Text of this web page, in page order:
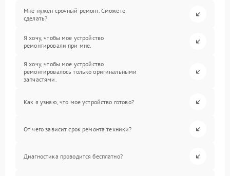
Мне нужен срочный ремонт. Сможете
сделать?
Я хочу, чтобы мое устройство
ремонтировали при мне.
Я хочу, чтобы мое устройство
ремонтировалось только оригинальными
запчастями.
Как я узнаю, что мое устройство готово?
От чего зависит срок ремонта техники?
Диагностика проводится бесплатно?